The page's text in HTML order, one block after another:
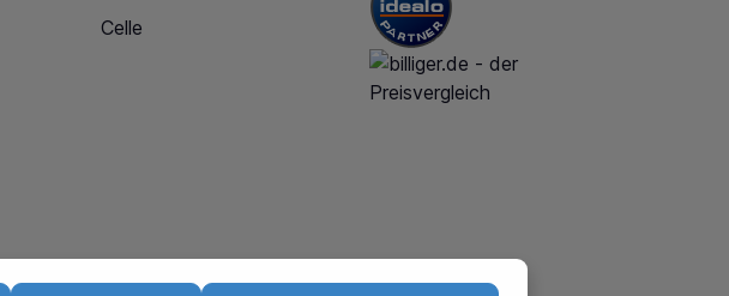
Celle